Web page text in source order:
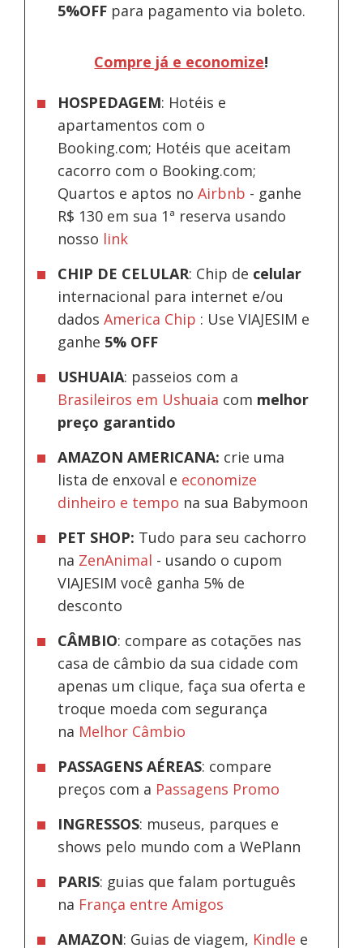
5%OFF para pagamento via boleto.
Compre já e economize!
HOSPEDAGEM: Hotéis e
apartamentos com o
Booking.com; Hotéis que aceitam
cacorro com o Booking.com;
Quartos e aptos noAirbnb - ganhe
R$ 130 em sua 1ª reserva usando
nosso link
CHIP DE CELULAR: Chip de celular
internacional para internet e/ou
dadosAmerica Chip : Use VIAJESIM e
ganhe 5% OFF
USHUAIA: passeios com a
Brasileiros em Ushuaia com melhor
preço garantido
AMAZON AMERICANA: crie uma
lista de enxoval e economize
dinheiro e tempo na sua Babymoon
PET SHOP: Tudo para seu cachorro
na ZenAnimal - usando o cupom
VIAJESIM você ganha 5% de
desconto
CÂMBIO: compare as cotações nas
casa de câmbio da sua cidade com
apenas um clique, faça sua oferta e
troque moeda com segurança
na Melhor Câmbio
PASSAGENS AÉREAS: compare
preços com a Passagens Promo
INGRESSOS: museus, parques e
shows pelo mundo com a WePlann
PARIS: guias que falam português
na França entre Amigos
AMAZON: Guias de viagem, Kindle e